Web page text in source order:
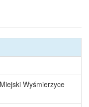
Wyśmierzyce